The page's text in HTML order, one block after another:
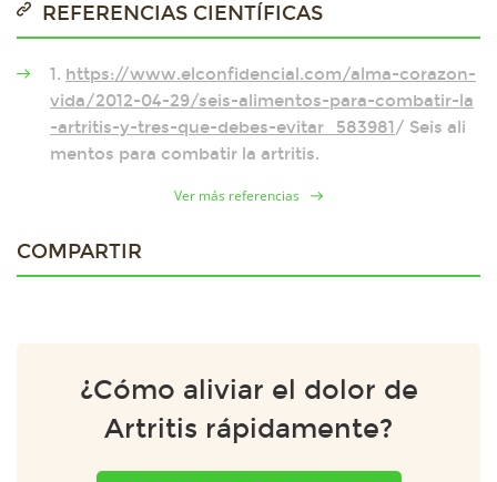
REFERENCIAS CIENTÍFICAS
1. https://www.elconfidencial.com/alma-corazon-
vida/2012-04-29/seis-alimentos-para-combatir-la
-artritis-y-tres-que-debes-evitar_583981/ Seis ali
mentos para combatir la artritis.
Ver más referencias
COMPARTIR
¿Cómo aliviar el dolor de
Artritis rápidamente?